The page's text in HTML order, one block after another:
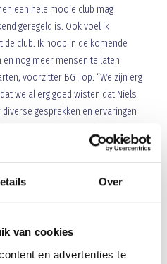
Over
van cookies
en advertenties te
een hele mooie club mag
geregeld is. Ook voel ik
club. Ik hoop in de komende
nog meer mensen te laten
voorzitter BG Top: “We zijn erg
we al erg goed wisten dat Niels
gesprekken en ervaringen
in de resultaten als in de